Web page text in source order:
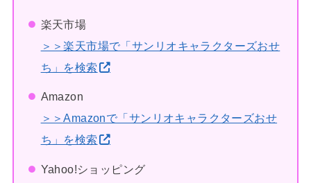
楽天市場
＞＞楽天市場で「サンリオキャラクターズおせ
ち」を検索
Amazon
＞＞Amazonで「サンリオキャラクターズおせ
ち」を検索
Yahoo!ショッピング